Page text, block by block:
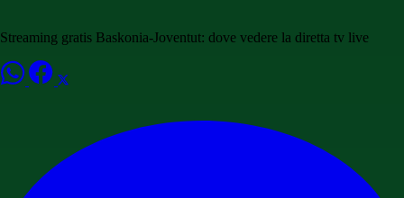
Streaming gratis Baskonia-Joventut: dove vedere la diretta tv live